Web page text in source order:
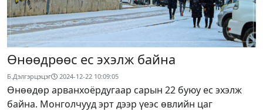
Өнөөдрөөс ес эхэлж байна
Б.Дэлгэрцэцэг 2024-12-22 10:09:05
Өнөөдөр арванхоёрдугаар сарын 22 буюу ес эхэлж
байна. Монголчууд эрт дээр үеэс өвлийн цаг